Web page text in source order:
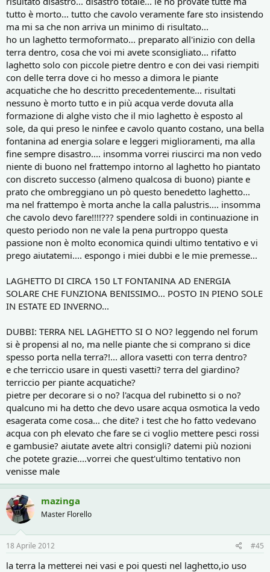
tutto è morto... tutto che cavolo veramente fare sto insistendo
ma mi sa che non arriva un minimo di risultato...
ho un laghetto termoformato... preparato all'inizio con della
terra dentro, cosa che voi mi avete sconsigliato... rifatto
laghetto solo con piccole pietre dentro e con dei vasi riempiti
con delle terra dove ci ho messo a dimora le piante
acquatiche che ho descritto precedentemente... risultati
nessuno è morto tutto e in più acqua verde dovuta alla
formazione di alghe visto che il mio laghetto è esposto al
sole, da qui preso le ninfee e cavolo quanto costano, una bella
fontanina ad energia solare e leggeri miglioramenti, ma alla
fine sempre disastro.... insomma vorrei riuscirci ma non vedo
niente di buono nel frattempo intorno al laghetto ho piantato
con discreto successo (almeno qualcosa di buono) piante e
prato che ombreggiano un pò questo benedetto laghetto...
ma nel frattempo è morta anche la calla palustris.... insomma
che cavolo devo fare!!!!??? spendere soldi in continuazione in
questo periodo non ne vale la pena purtroppo questa
passione non è molto economica quindi ultimo tentativo e vi
prego aiutatemi.... espongo i miei dubbi e le mie premesse...
LAGHETTO DI CIRCA 150 LT FONTANINA AD ENERGIA
SOLARE CHE FUNZIONA BENISSIMO... POSTO IN PIENO SOLE
IN ESTATE ED INVERNO...
DUBBI: TERRA NEL LAGHETTO SI O NO? leggendo nel forum
si è propensi al no, ma nelle piante che si comprano si dice
spesso porta nella terra?!... allora vasetti con terra dentro?
e che terriccio usare in questi vasetti? terra del giardino?
terriccio per piante acquatiche?
pietre per decorare si o no? l'acqua del rubinetto si o no?
qualcuno mi ha detto che devo usare acqua osmotica la vedo
esagerata come cosa... che dite? i test che ho fatto vedevano
acqua con ph elevato che fare se ci voglio mettere pesci rossi
e gambusie? aiutate avete altri consigli? datemi più nozioni
che potete grazie....vorrei che quest'ultimo tentativo non
venisse male
mazinga
Master Florello
18 Aprile 2012 #45
la terra la metterei nei vasi e poi questi nel laghetto,io uso